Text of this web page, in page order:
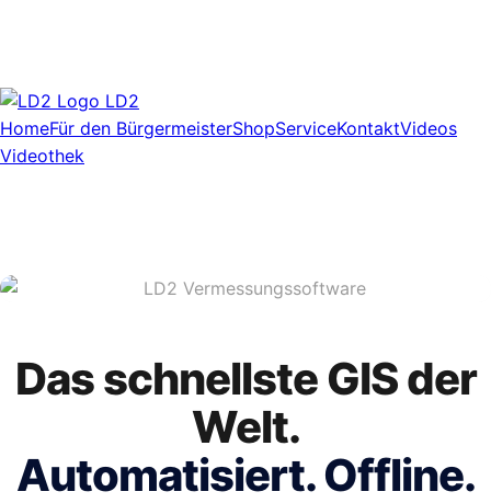
LD2
HomeFür den BürgermeisterShopServiceKontaktVideos
Videothek
Das schnellste GIS der
Welt.
Automatisiert. Offline.